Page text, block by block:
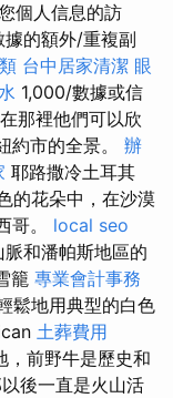
個人信息的訪
的額外/重複副
台中居家清潔 眼
1,000/數據或信
那裡他們可以欣
約市的全景。 辦
耶路撒冷土耳其
的花朵中，在沙漠
哥。 local seo
和潘帕斯地區的
籠 專業會計事務
鬆地用典型的白色
土葬費用
，前野牛是歷史和
後一直是火山活